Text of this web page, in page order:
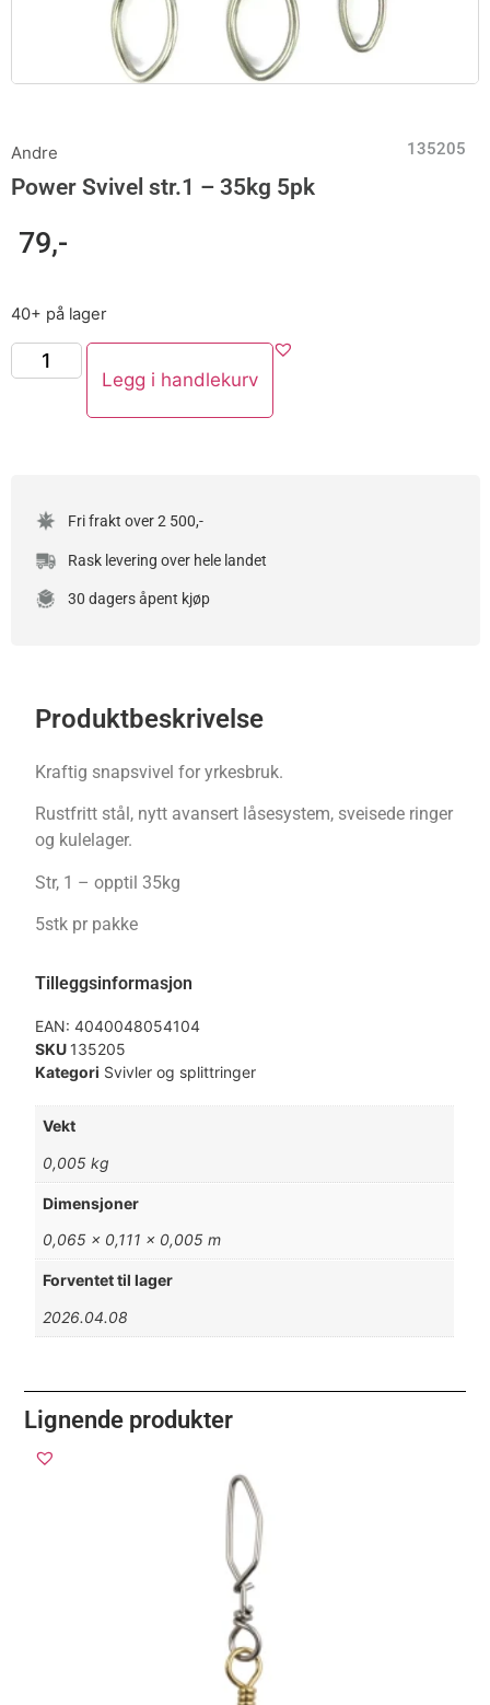
Andre 135205
Power Svivel str.1 – 35kg 5pk
79,-
40+ på lager
Legg i handlekurv
Fri frakt over 2 500,-
Rask levering over hele landet
30 dagers åpent kjøp
Produktbeskrivelse
Kraftig snapsvivel for yrkesbruk.
Rustfritt stål, nytt avansert låsesystem, sveisede ringer
og kulelager.
Str, 1 – opptil 35kg
5stk pr pakke
Tilleggsinformasjon
EAN:4040048054104
SKU 135205
Kategori Svivler og splittringer
Vekt
0,005 kg
Dimensjoner
0,065 × 0,111 × 0,005 m
Forventet til lager
2026.04.08
Lignende produkter